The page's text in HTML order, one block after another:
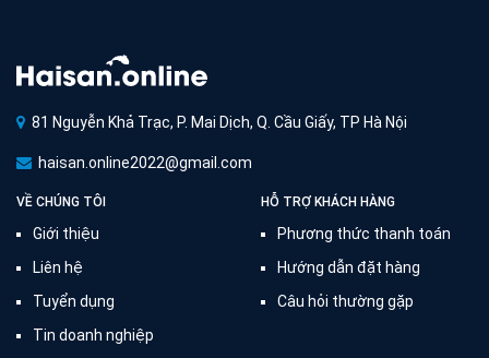
81 Nguyễn Khả Trạc, P. Mai Dịch, Q. Cầu Giấy, TP Hà Nội
haisan.online2022@gmail.com
VỀ CHÚNG TÔI
Giới thiệu
Liên hệ
Tuyển dụng
Tin doanh nghiệp
HỖ TRỢ KHÁCH HÀNG
Phương thức thanh toán
Hướng dẫn đặt hàng
Câu hỏi thường gặp